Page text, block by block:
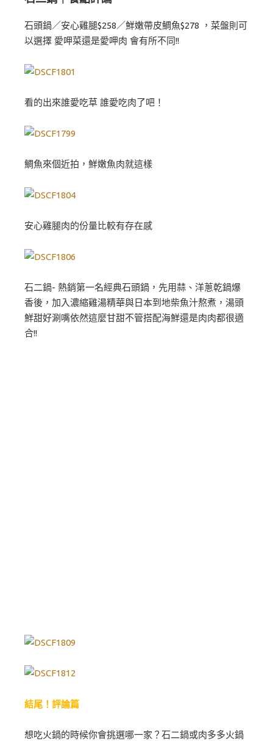
石頭鍋／安心雞腿$258／鮮嫩帶皮鯛魚$278 ，菜盤則可
以選擇 愛呷菜還是愛呷肉 會有所不同!!
看的出來誰愛吃草 誰愛吃肉了吧！
鯛魚來個近拍，鮮嫩魚肉就這樣
安心雞腿肉的份量比較有存在感
石二鍋- 熱銷第一名經典石頭鍋，先用蒜、洋蔥乾鍋爆
香後，加入濃縮雞湯精華與日本到地柴魚汁熬煮，湯頭
鮮甜好涮嘴依然這麼甘甜不管搭配海鮮還是肉肉都很適
合!!
結尾！評論篇
想吃火鍋的時候你會挑選哪一家？石二鍋或肉多多火鍋